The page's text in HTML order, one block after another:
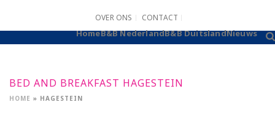
OVER ONS CONTACT
HomeB&B NederlandB&B DuitslandNieuws
BED AND BREAKFAST HAGESTEIN
HOME » HAGESTEIN